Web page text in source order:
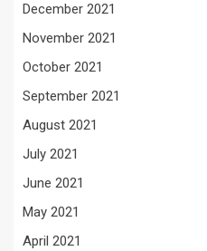
December 2021
November 2021
October 2021
September 2021
August 2021
July 2021
June 2021
May 2021
April 2021